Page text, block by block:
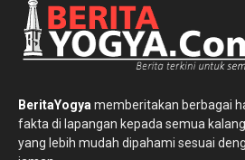
BeritaYogya memberitakan berbagai
fakta di lapangan kepada semua
yang lebih mudah dipahami sesuai